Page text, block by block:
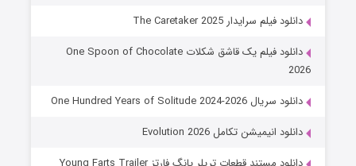
دانلود فیلم سرایدار The Caretaker 2025
دانلود فیلم یک قاشق شکلات One Spoon of Chocolate
2026
دانلود سریال One Hundred Years of Solitude 2024-2026
دانلود انیمیشن تکامل Evolution 2026